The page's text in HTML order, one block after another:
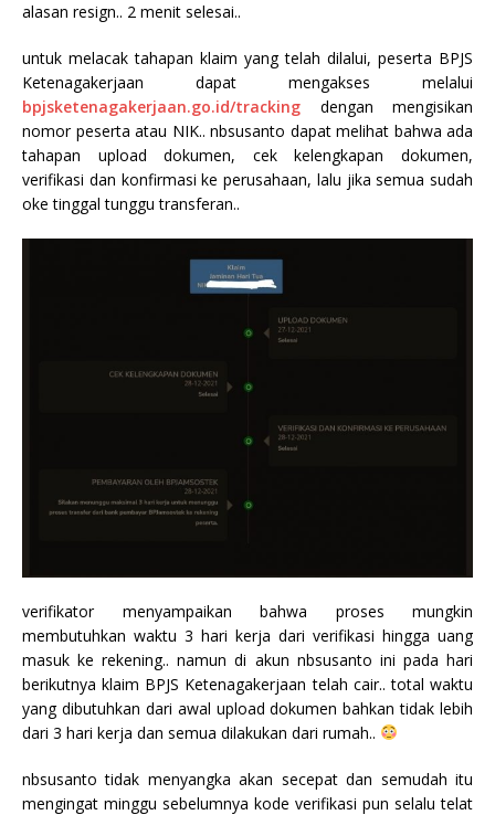
alasan resign.. 2 menit selesai..
untuk melacak tahapan klaim yang telah dilalui, peserta BPJS
Ketenagakerjaan dapat mengakses melalui
bpjsketenagakerjaan.go.id/tracking dengan mengisikan
nomor peserta atau NIK.. nbsusanto dapat melihat bahwa ada
tahapan upload dokumen, cek kelengkapan dokumen,
verifikasi dan konfirmasi ke perusahaan, lalu jika semua sudah
oke tinggal tunggu transferan..
verifikator menyampaikan bahwa proses mungkin
membutuhkan waktu 3 hari kerja dari verifikasi hingga uang
masuk ke rekening.. namun di akun nbsusanto ini pada hari
berikutnya klaim BPJS Ketenagakerjaan telah cair.. total waktu
yang dibutuhkan dari awal upload dokumen bahkan tidak lebih
dari 3 hari kerja dan semua dilakukan dari rumah..
nbsusanto tidak menyangka akan secepat dan semudah itu
mengingat minggu sebelumnya kode verifikasi pun selalu telat